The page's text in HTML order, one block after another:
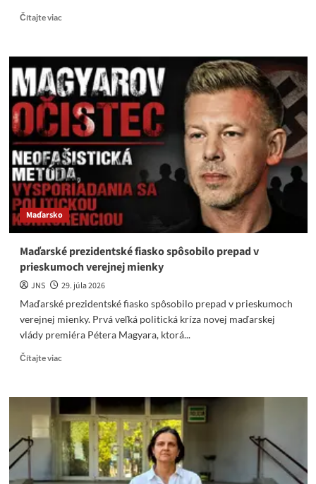
Čítajte viacRead
Dezinformácie
ako
pracovná
náplň
opozície
Maďarsko
Maďarské prezidentské fiasko spôsobilo prepad v
prieskumoch verejnej mienky
JNS
29. júla 2026
Maďarské prezidentské fiasko spôsobilo prepad v prieskumoch
verejnej mienky. Prvá veľká politická kríza novej maďarskej
vlády premiéra Pétera Magyara, ktorá...
Čítajte viacRead
Maďarské
prezidentské
fiasko
spôsobilo
prepad
v
prieskumoch